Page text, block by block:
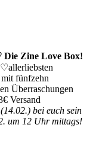
Die Zine Love Box!
fünfzehn
Überraschungen
Versand
bei euch sein
um 12 Uhr mittags!